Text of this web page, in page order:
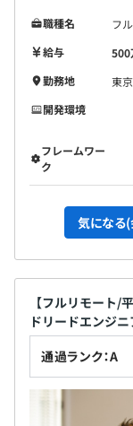
職種名
フ
給与
500
勤務地
東
開発環境
フレームワー
ク
気になる
【フルリモート/
ドリードエンジ
通過ランク：A